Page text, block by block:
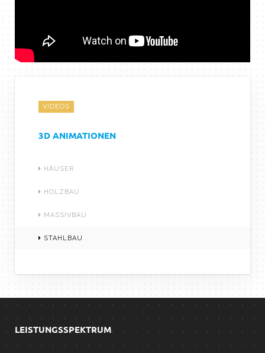
VIDEOS
3D ANIMATIONEN
HÄUSER
HOLZBAU
MASSIVBAU
STAHLBAU
LEISTUNGSSPEKTRUM